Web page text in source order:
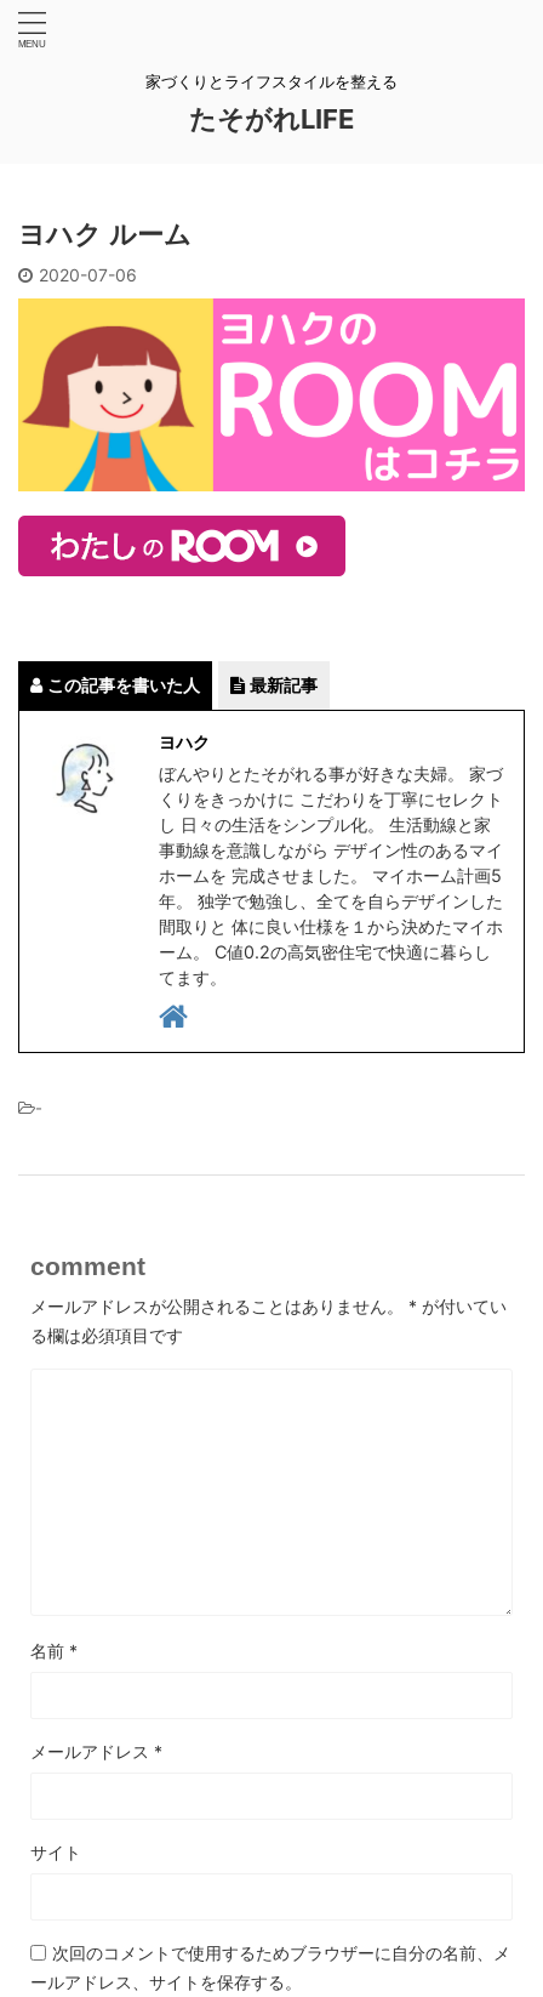
家づくりとライフスタイルを整える
たそがれLIFE
ヨハク ルーム
2020-07-06
この記事を書いた人 最新記事
ヨハク
ぼんやりとたそがれる事が好きな夫婦。 家づ
くりをきっかけに こだわりを丁寧にセレクト
し 日々の生活をシンプル化。 生活動線と家
事動線を意識しながら デザイン性のあるマイ
ホームを 完成させました。 マイホーム計画5
年。 独学で勉強し、全てを自らデザインした
間取りと 体に良い仕様を１から決めたマイホ
ーム。 C値0.2の高気密住宅で快適に暮らし
てます。
-
comment
メールアドレスが公開されることはありません。 * が付いてい
る欄は必須項目です
名前 *
メールアドレス *
サイト
次回のコメントで使用するためブラウザーに自分の名前、メ
ールアドレス、サイトを保存する。